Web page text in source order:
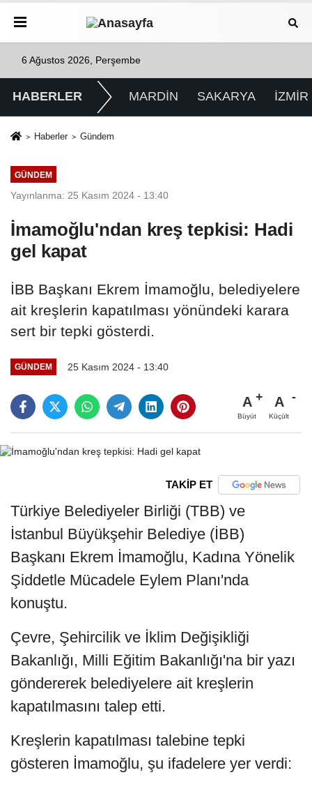
6 Ağustos 2026, Perşembe
HABERLER MARDİN SAKARYA İZMİR
Haberler Gündem
GÜNDEM
Yayınlanma: 25 Kasım 2024 - 13:40
İmamoğlu'ndan kreş tepkisi: Hadi
gel kapat
İBB Başkanı Ekrem İmamoğlu, belediyelere
ait kreşlerin kapatılması yönündeki karara
sert bir tepki gösterdi.
GÜNDEM 25 Kasım 2024 - 13:40
A
Büyüt
A
Küçült
TAKİP ET
Türkiye Belediyeler Birliği (TBB) ve
İstanbul Büyükşehir Belediye (İBB)
Başkanı Ekrem İmamoğlu, Kadına Yönelik
Şiddetle Mücadele Eylem Planı'nda
konuştu.
Çevre, Şehircilik ve İklim Değişikliği
Bakanlığı, Milli Eğitim Bakanlığı'na bir yazı
göndererek belediyelere ait kreşlerin
kapatılmasını talep etti.
Kreşlerin kapatılması talebine tepki
gösteren İmamoğlu, şu ifadelere yer verdi: